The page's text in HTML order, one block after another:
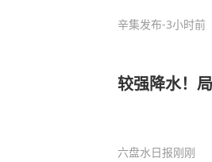
辛集发布-3小时前
较强降水！
六盘水日报刚刚